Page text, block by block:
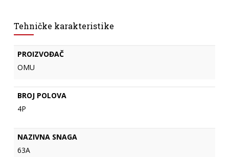
Tehničke karakteristike
PROIZVOĐAČ
OMU
BROJ POLOVA
4P
NAZIVNA SNAGA
63A